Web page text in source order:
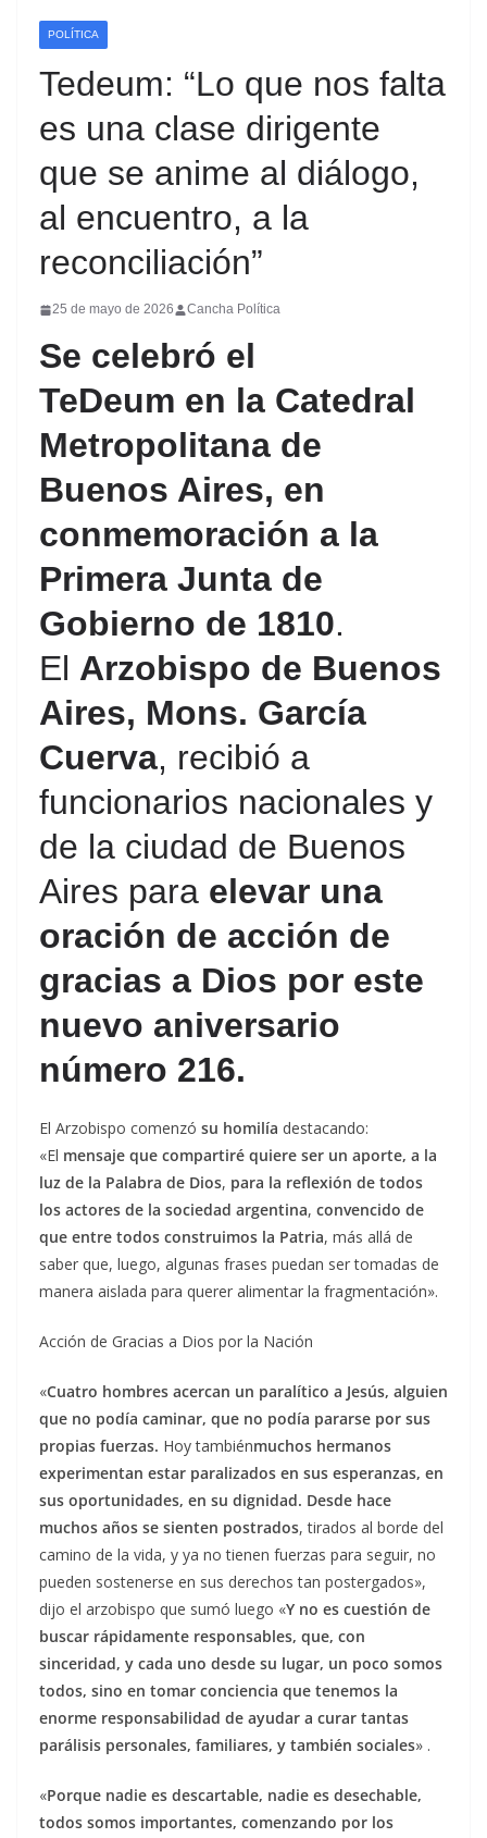
POLÍTICA
Tedeum: “Lo que nos falta
es una clase dirigente
que se anime al diálogo,
al encuentro, a la
reconciliación”
25 de mayo de 2026 Cancha Política
Se celebró el
TeDeum en la Catedral
Metropolitana de
Buenos Aires, en
conmemoración a la
Primera Junta de
Gobierno de 1810.
El Arzobispo de Buenos
Aires, Mons. García
Cuerva, recibió a
funcionarios nacionales y
de la ciudad de Buenos
Aires para elevar una
oración de acción de
gracias a Dios por este
nuevo aniversario
número 216.
El Arzobispo comenzó su homilía destacando:
«El mensaje que compartiré quiere ser un aporte, a la
luz de la Palabra de Dios, para la reflexión de todos
los actores de la sociedad argentina, convencido de
que entre todos construimos la Patria, más allá de
saber que, luego, algunas frases puedan ser tomadas de
manera aislada para querer alimentar la fragmentación».
Acción de Gracias a Dios por la Nación
«Cuatro hombres acercan un paralítico a Jesús, alguien
que no podía caminar, que no podía pararse por sus
propias fuerzas. Hoy tambiénmuchos hermanos
experimentan estar paralizados en sus esperanzas, en
sus oportunidades, en su dignidad. Desde hace
muchos años se sienten postrados, tirados al borde del
camino de la vida, y ya no tienen fuerzas para seguir, no
pueden sostenerse en sus derechos tan postergados»,
dijo el arzobispo que sumó luego «Y no es cuestión de
buscar rápidamente responsables, que, con
sinceridad, y cada uno desde su lugar, un poco somos
todos, sino en tomar conciencia que tenemos la
enorme responsabilidad de ayudar a curar tantas
parálisis personales, familiares, y también sociales» .
«Porque nadie es descartable, nadie es desechable,
todos somos importantes, comenzando por los